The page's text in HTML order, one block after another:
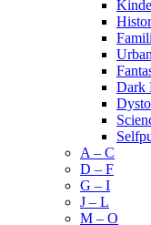
Dark
A – C
D – F
G – I
J – L
M – O